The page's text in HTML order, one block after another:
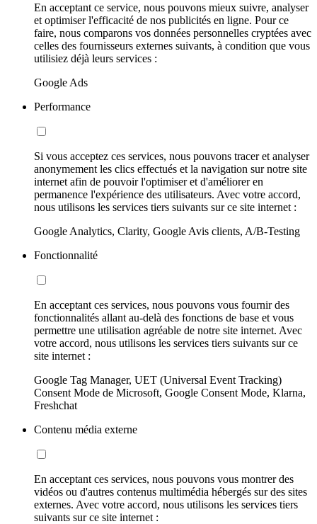
En acceptant ce service, nous pouvons mieux suivre, analyser
et optimiser l'efficacité de nos publicités en ligne. Pour ce
faire, nous comparons vos données personnelles cryptées avec
celles des fournisseurs externes suivants, à condition que vous
utilisiez déjà leurs services :
Google Ads
Performance
Si vous acceptez ces services, nous pouvons tracer et analyser
anonymement les clics effectués et la navigation sur notre site
internet afin de pouvoir l'optimiser et d'améliorer en
permanence l'expérience des utilisateurs. Avec votre accord,
nous utilisons les services tiers suivants sur ce site internet :
Google Analytics, Clarity, Google Avis clients, A/B-Testing
Fonctionnalité
En acceptant ces services, nous pouvons vous fournir des
fonctionnalités allant au-delà des fonctions de base et vous
permettre une utilisation agréable de notre site internet. Avec
votre accord, nous utilisons les services tiers suivants sur ce
site internet :
Google Tag Manager, UET (Universal Event Tracking)
Consent Mode de Microsoft, Google Consent Mode, Klarna,
Freshchat
Contenu média externe
En acceptant ces services, nous pouvons vous montrer des
vidéos ou d'autres contenus multimédia hébergés sur des sites
externes. Avec votre accord, nous utilisons les services tiers
suivants sur ce site internet :